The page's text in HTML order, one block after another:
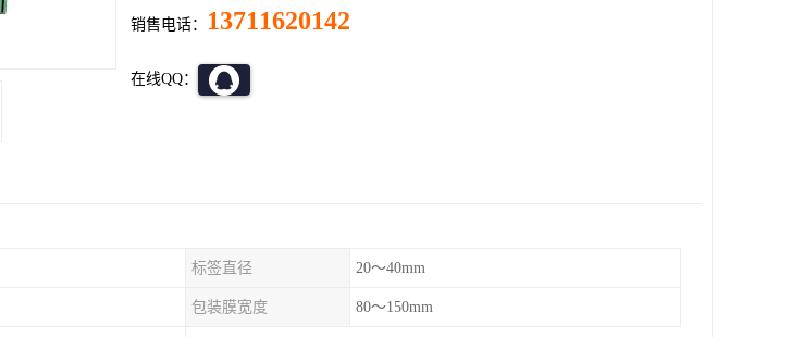
销售电话： 13711620142
在线QQ：
标签直径 20～40mm
包装膜宽度 80～150mm